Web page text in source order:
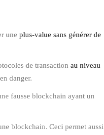
une plus-value sans générer de
de transaction au niveau
danger.
fausse blockchain ayant un
blockchain. Ceci permet aussi